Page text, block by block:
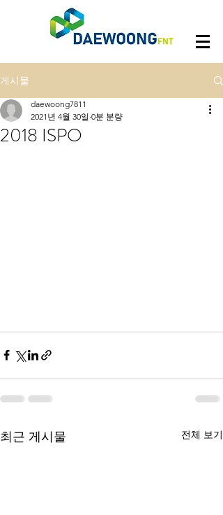
게시물
2018 ISPO
daewoong7811
2021년 4월 30일 0분 분량
최근 게시물 전체 보기